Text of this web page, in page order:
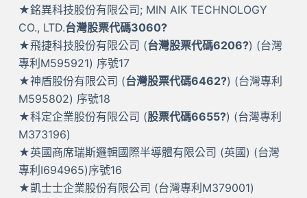
★銘異科技股份有限公司; MIN AIK TECHNOLOGY
CO., LTD.台灣股票代碼3060?
★飛捷科技股份有限公司 (台灣股票代碼6206?) (台灣
專利M595921) 序號17
★神盾股份有限公司 (台灣股票代碼6462?) (台灣專利
M595802) 序號18
★科定企業股份有限公司 (股票代碼6655?) (台灣專利
M373196)
★英國商席瑞斯邏輯國際半導體有限公司 (英國) (台灣
專利I694965)序號16
★凱士士企業股份有限公司 (台灣專利M379001)